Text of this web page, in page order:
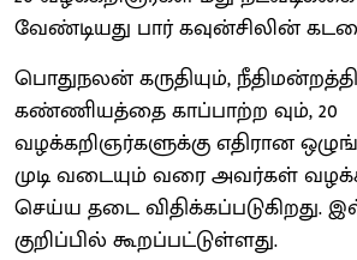
வேண்டியது பார் கவுன்சிலின்
பொதுநலன் கருதியும்,
கண்ணியத்தை காப்பாற்ற வும், 20
வழக்கறிஞர்களுக்கு எதிரான
முடி வடையும் வரை அவர்கள்
செய்ய தடை விதிக்கப்படுகிறது.
குறிப்பில் கூறப்பட்டுள்ளது.